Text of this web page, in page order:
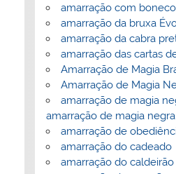
amarração com
amarração da bruxa
amarração da cabra
amarração das cartas
Amarração de Magia
Amarração de Magia
amarração de magia
amarração de magia negra
amarração de
amarração do cadeado
amarração do